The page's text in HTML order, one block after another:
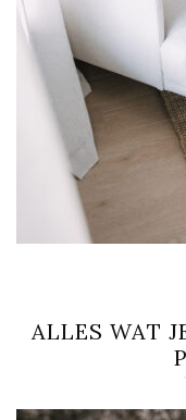
ALLES WAT